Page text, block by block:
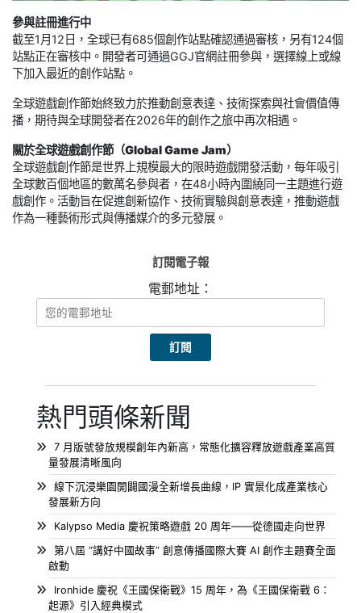
參與註冊進行中
截至1月12日，全球已有685個創作站點確認通過審核，另有124個
站點正在審核中。開發者可通過GGJ官網註冊參與，選擇線上或線
下加入最近的創作站點。
全球遊戲創作節始終致力於推動創意表達、技術探索與社會價值傳
播，期待與全球開發者在2026年的創作之旅中再次相遇。
關於全球遊戲創作節（Global Game Jam）
全球遊戲創作節是世界上規模最大的限時遊戲開發活動，每年吸引
全球數百個地區的數萬名參與者，在48小時內圍繞同一主題進行遊
戲創作。活動旨在促進創新協作、技術實驗與創意表達，推動遊戲
作為一種藝術形式與傳播媒介的多元發展。
訂閱電子報
電郵地址：
熱門頭條新聞
7 月版號發放規模創年內新高，常態化擴容釋放遊戲產業高質
量發展清晰風向
線下沉浸樂園開闢國漫全新增長曲線，IP 實景化成產業核心
發展新方向
Kalypso Media 慶祝策略遊戲 20 周年——從德國走向世界
第八屆 “講好中國故事” 創意傳播國際大賽 AI 創作主題賽全面
啟動
Ironhide 慶祝《王國保衛戰》15 周年，為《王國保衛戰 6：
起源》引入經典模式